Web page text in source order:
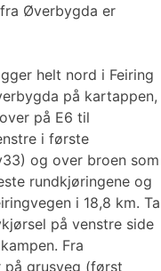
Øverbygda er
helt nord i Feiring
på kartappen,
på E6 til
i første
og over broen som
rundkjøringene og
i 18,8 km. Ta
på venstre side
Fra
på grusveg (først